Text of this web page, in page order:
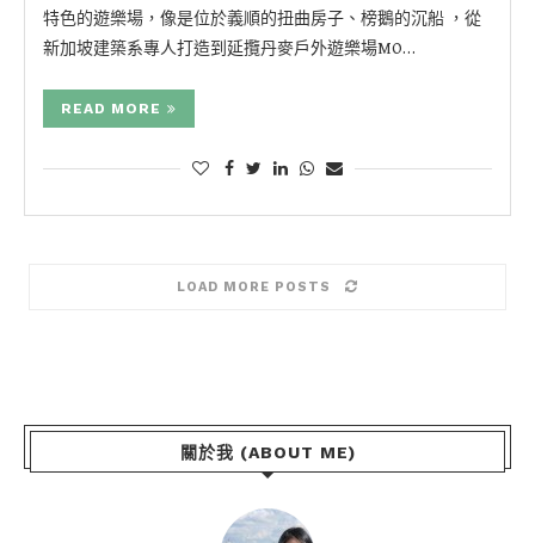
特色的遊樂場，像是位於義順的扭曲房子、榜鵝的沉船 ，從
新加坡建築系專人打造到延攬丹麥戶外遊樂場MO…
READ MORE
LOAD MORE POSTS
關於我 (ABOUT ME)